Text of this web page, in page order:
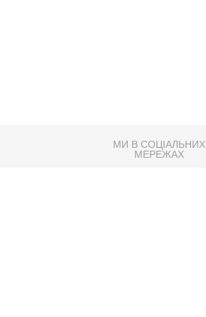
МИ В СОЦІАЛЬНИХ
МЕРЕЖАХ